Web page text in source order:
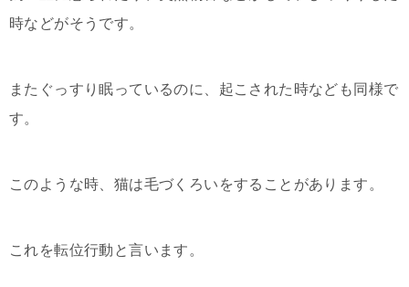
時などがそうです。
またぐっすり眠っているのに、起こされた時なども同様で
す。
このような時、猫は毛づくろいをすることがあります。
これを転位行動と言います。